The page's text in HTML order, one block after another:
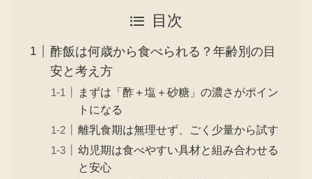
目次
酢飯は何歳から食べられる？年齢別の目
安と考え方
まずは「酢＋塩＋砂糖」の濃さがポイン
トになる
離乳食期は無理せず、ごく少量から試す
幼児期は食べやすい具材と組み合わせる
と安心